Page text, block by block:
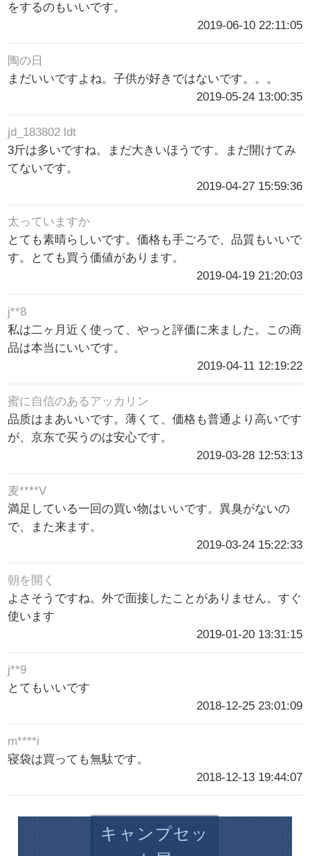
をするのもいいです。
2019-06-10 22:11:05
陶の日
まだいいですよね。子供が好きではないです。。。
2019-05-24 13:00:35
jd_183802 ldt
3斤は多いですね。まだ大きいほうです。まだ開けてみ
てないです。
2019-04-27 15:59:36
太っていますか
とても素晴らしいです。価格も手ごろで、品質もいいで
す。とても買う価値があります。
2019-04-19 21:20:03
j**8
私は二ヶ月近く使って、やっと評価に来ました。この商
品は本当にいいです。
2019-04-11 12:19:22
蜜に自信のあるアッカリン
品质はまあいいです。薄くて、価格も普通より高いです
が、京东で买うのは安心です。
2019-03-28 12:53:13
麦****V
満足している一回の買い物はいいです。異臭がないの
で、また来ます。
2019-03-24 15:22:33
朝を開く
よさそうですね。外で面接したことがありません。すぐ
使います
2019-01-20 13:31:15
j**9
とてもいいです
2018-12-25 23:01:09
m****i
寝袋は買っても無駄です。
2018-12-13 19:44:07
キャンプセッ